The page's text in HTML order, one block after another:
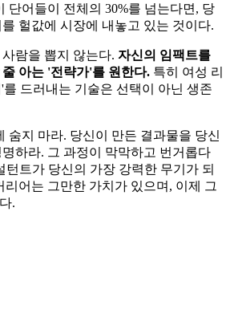
단어들이 전체의 30%를 넘는다면, 당
헐값에 시장에 내놓고 있는 것이다.
람을 뽑지 않는다. 자신의 임팩트를
아는 '전략가'를 원한다. 특히 여성 리
드러내는 기술은 선택이 아닌 생존
숨지 마라. 당신이 만든 결과물을 당신
하라. 그 과정이 막막하고 번거롭다
턴트가 당신의 가장 강력한 무기가 되
리어는 그만한 가치가 있으며, 이제 그
.